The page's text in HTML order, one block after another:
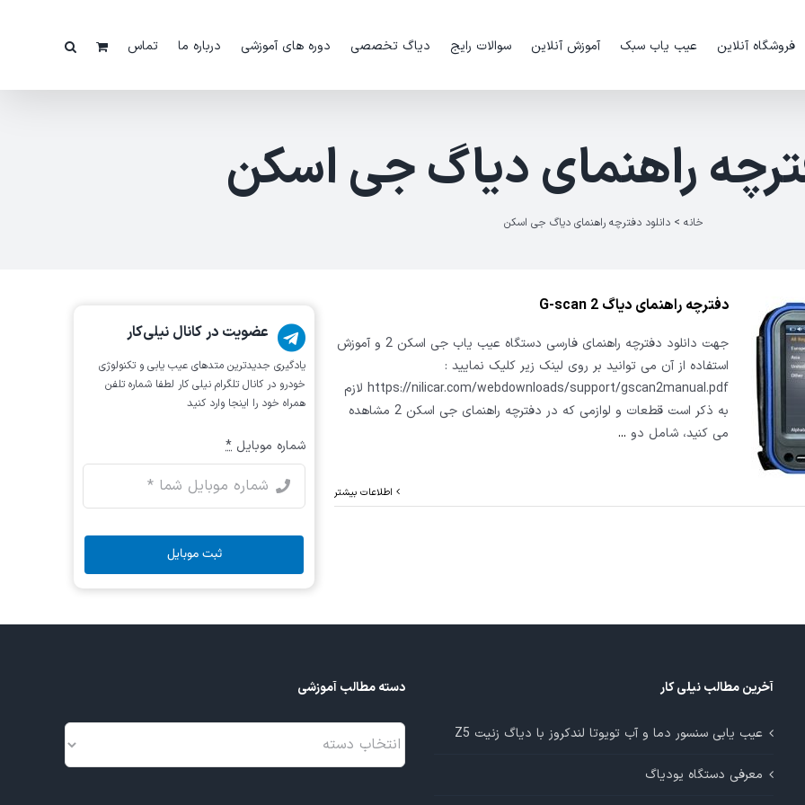
فروشگاه آنلاین عیب یاب سبک آموزش آنلاین سوالات رایج دیاگ تخصصی دوره های آموزشی درباره ما تماس
راهنمای دیاگ جی اسکن
خانه > دانلود دفترچه راهنمای دیاگ جی اسکن
دفترچه راهنمای دیاگ G-scan 2
جهت دانلود دفترچه راهنمای فارسی دستگاه عیب یاب جی اسکن 2 و آموزش
استفاده از آن می توانید بر روی لینک زیر کلیک نمایید :
https://nilicar.com/webdownloads/support/gscan2manual.pdf لازم
به ذکر است قطعات و لوازمی که در دفترچه راهنمای جی اسکن 2 مشاهده
می کنید، شامل دو ...
اطلاعات بیشتر
عضویت در کانال نیلی‌کار
یادگیری جدیدترین متد‌های عیب یابی‌ و تکنولوژی
خودرو در کانال تلگرام نیلی کار لطفا شماره تلفن
همراه خود را اینجا وارد کنید
شماره موبایل *
ثبت موبایل
آخرین مطالب نیلی کار
عیب یابی سنسور دما و آب تویوتا لندکروز با دیاگ زنیت Z5
معرفی دستگاه یودیاگ
دسته مطالب آموزشی
دسته